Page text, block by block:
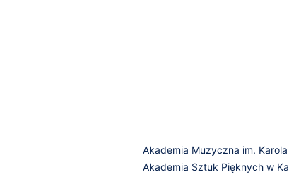
Akademia Muzyczna im.
Akademia Sztuk Pięknych w